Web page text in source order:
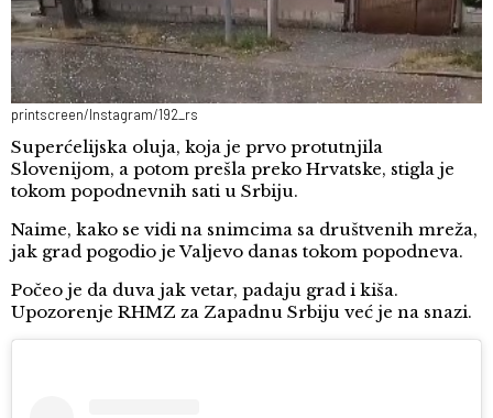
printscreen/Instagram/192_rs
Superćelijska oluja, koja je prvo protutnjila
Slovenijom, a potom prešla preko Hrvatske, stigla je
tokom popodnevnih sati u Srbiju.
Naime, kako se vidi na snimcima sa društvenih mreža,
jak grad pogodio je Valjevo danas tokom popodneva.
Počeo je da duva jak vetar, padaju grad i kiša.
Upozorenje RHMZ za Zapadnu Srbiju već je na snazi.